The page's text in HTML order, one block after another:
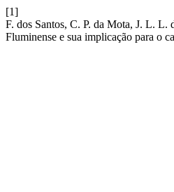
[1]
F. dos Santos, C. P. da Mota, J. L. L.
Fluminense e sua implicação para o